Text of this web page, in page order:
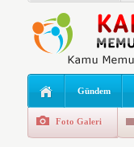
Gündem
Foto Galeri